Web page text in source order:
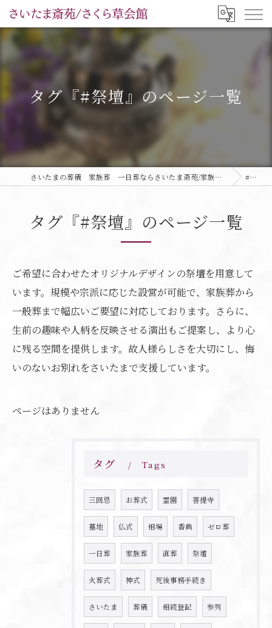
タグ『#祭壇』のページ一覧
さいたまの葬儀 家族葬 一日葬ならさいたま斎苑/家族葬ホールさくら草会館 #祭壇
タグ『#祭壇』のページ一覧
ご希望に合わせたオリジナルデザインの祭壇を用意して
います。規模や宗派に応じた設営が可能で、家族葬から
一般葬まで幅広いご要望に対応しております。さらに、
生前の趣味や人柄を反映させる演出もご提案し、より心
に残る空間を提供します。故人様らしさを大切にし、悔
いのないお別れをさいたまで支援しています。
ページはありません
タグ Tags
三回忌 お葬式 霊園 菩提寺
墓地 仏式 相場 香典 ゼロ葬
一日葬 家族葬 直葬 祭壇
火葬式 神式 死後事務手続き
さいたま 葬儀 相続登記 参列